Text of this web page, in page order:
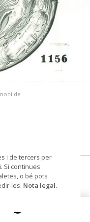
de
i de tercers per
Si continues
o bé pots
les. Nota legal.